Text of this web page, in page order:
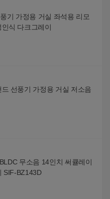
기 가정용 거실 좌석용 리모
식 다크그레이
선풍기 가정용 거실 저소음
무소음 14인치 써큘레이
SIF-BZ143D